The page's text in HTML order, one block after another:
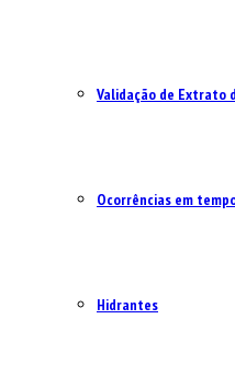
Validação de Extrato
Ocorrências em
Hidrantes